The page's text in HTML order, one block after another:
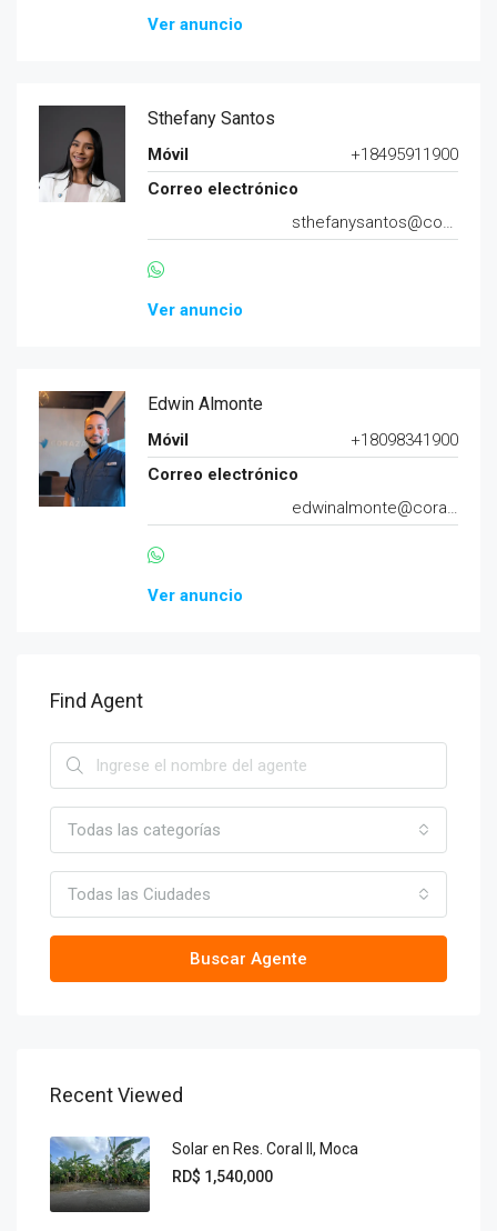
Ver anuncio
Sthefany Santos
Móvil
+18495911900
Correo electrónico
sthefanysantos@corazard.com
Ver anuncio
Edwin Almonte
Móvil
+18098341900
Correo electrónico
edwinalmonte@corazard.com
Ver anuncio
Find Agent
Todas las categorías
Todas las Ciudades
Buscar Agente
Recent Viewed
Solar en Res. Coral II, Moca
RD$ 1,540,000